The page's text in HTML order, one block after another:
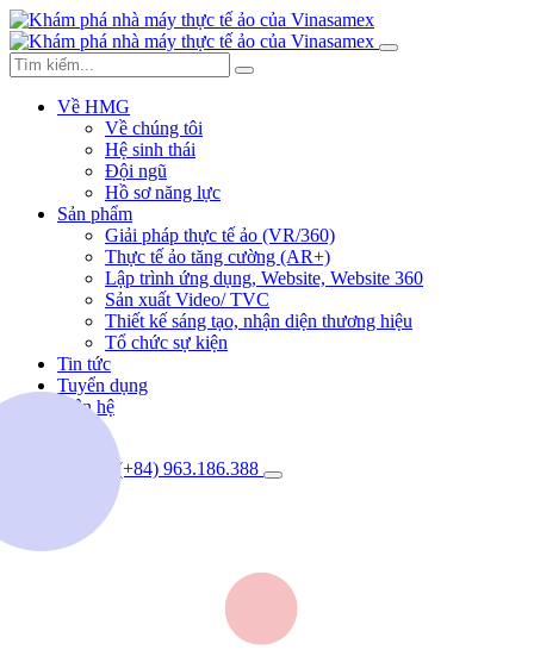
Về HMG
Về chúng tôi
Hệ sinh thái
Đội ngũ
Hồ sơ năng lực
Sản phẩm
Giải pháp thực tế ảo (VR/360)
Thực tế ảo tăng cường (AR+)
Lập trình ứng dụng, Website, Website 360
Sản xuất Video/ TVC
Thiết kế sáng tạo, nhận diện thương hiệu
Tổ chức sự kiện
Tin tức
Tuyển dụng
Liên hệ
(+84) 963.186.388